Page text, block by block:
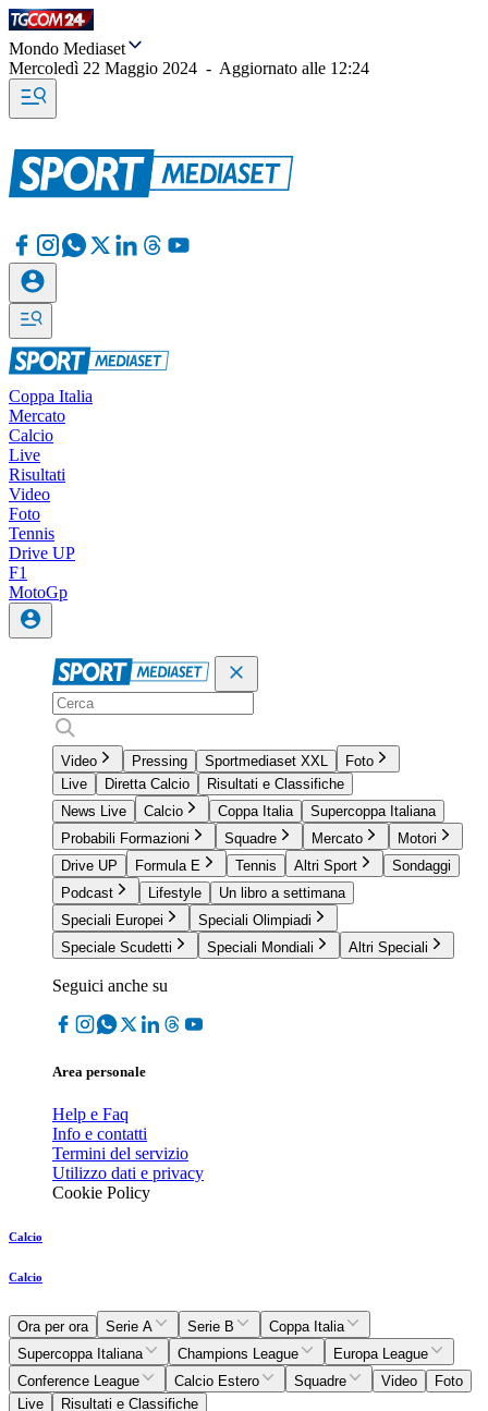
Mondo Mediaset
Mercoledì 22 Maggio 2024 - Aggiornato alle 12:24
Coppa Italia
Mercato
Calcio
Live
Risultati
Video
Foto
Tennis
Drive UP
F1
MotoGp
Video Pressing Sportmediaset XXL
Foto
Live
Diretta Calcio
Risultati e Classifiche
News Live
Calcio Coppa Italia
Supercoppa Italiana
Probabili Formazioni
Squadre Mercato
Motori
Drive UP
Formula E Tennis Altri Sport
Sondaggi
Podcast
Lifestyle
Un libro a settimana
Speciali Europei
Speciali Olimpiadi
Speciale Scudetti
Speciali Mondiali Altri Speciali
Seguici anche su
Area personale
Help e Faq
Info e contatti
Termini del servizio
Utilizzo dati e privacy
Cookie Policy
Calcio
Calcio
Ora per ora Serie A Serie B
Coppa Italia
Supercoppa Italiana
Champions League
Europa League
Conference League
Calcio Estero Squadre Video
Foto
Live
Risultati e Classifiche